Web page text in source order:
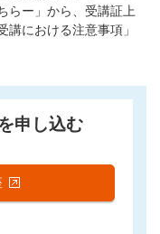
らー」から、受講証上
における注意事項」
申し込む